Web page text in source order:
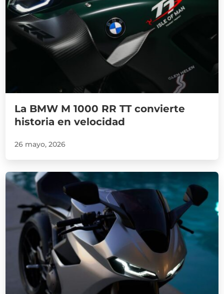
La BMW M 1000 RR TT convierte
historia en velocidad
26 mayo, 2026